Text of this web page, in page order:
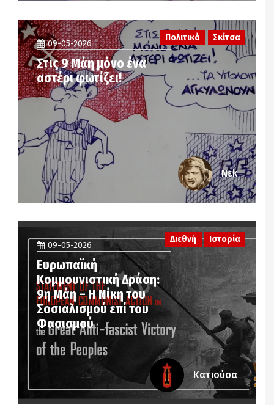
09-05-2026
Στις 9 Μάη μόνο ένα
αστέρι φωτίζει!
Πολιτικά Σκίτσα
Νεk
09-05-2026
Ευρωπαϊκή
Κομμουνιστική Δράση:
9η Μάη – Η Νίκη του
Σοσιαλισμού επί του
Φασισμού
Διεθνή Ιστορία
Κατιούσα